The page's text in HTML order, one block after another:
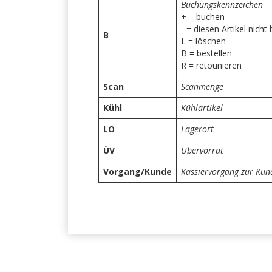
B
Buchungskennzeichen
+ = buchen
- = diesen Artikel nicht
L = löschen
B = bestellen
R = retounieren
Scan
Scanmenge
Kühl
Kühlartikel
LO
Lagerort
ÜV
Übervorrat
Vorgang/Kunde
Kassiervorgang zur